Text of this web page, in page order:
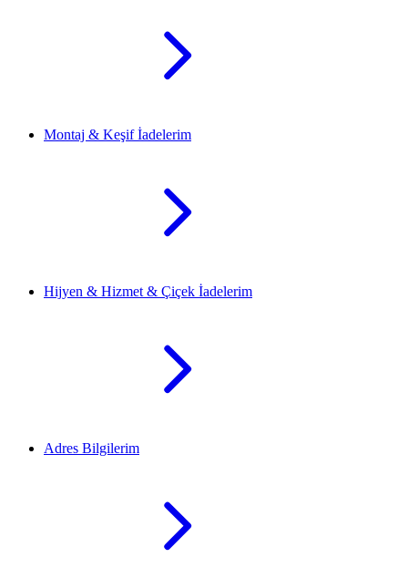
Montaj & Keşif İadelerim
Hijyen & Hizmet & Çiçek İadelerim
Adres Bilgilerim